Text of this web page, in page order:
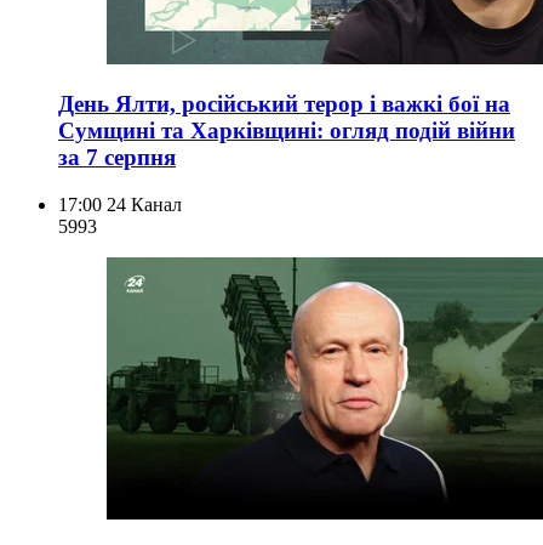
День Ялти, російський терор і важкі бої на
Сумщині та Харківщині: огляд подій війни
за 7 серпня
17:00 24 Канал
5993